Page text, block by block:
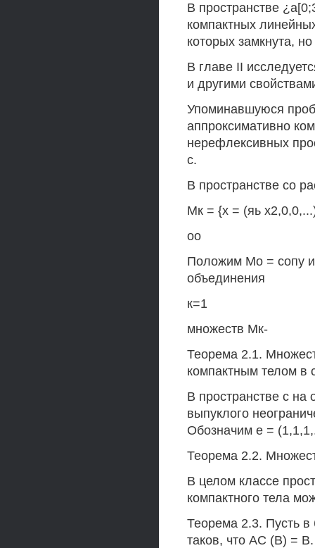
В пространстве
компактных
которых замкнута,
В главе II
и другими
Упоминавшуюся
аппроксимативно
нерефлексивных
с.
В пространстве со
Мк = {х = (яь
оо
Положим Мо = сопу
объединения
к=1
множеств Мк-
Теорема 2.1.
компактным телом в
В пространстве с
выпуклого
Обозначим е =
Теорема 2.2.
В целом классе
компактного тела
Теорема 2.3. Пусть
таков, что АС (В) =